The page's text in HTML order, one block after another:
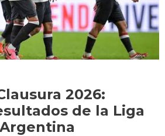
2026:
de la Liga